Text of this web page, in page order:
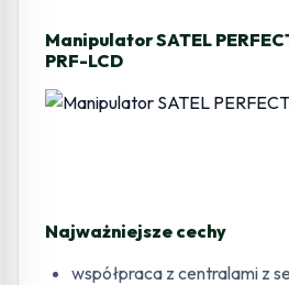
Manipulator SATEL
PRF-LCD
Najważniejsze cechy
współpraca z centralami z